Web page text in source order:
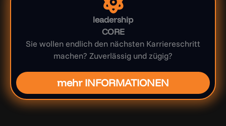
leadership
CORE
Sie wollen endlich den nächsten Karriereschritt
machen? Zuverlässig und zügig?
mehr INFORMATIONEN